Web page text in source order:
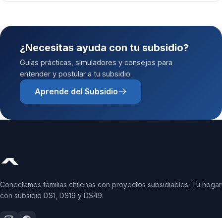
¿Necesitas ayuda con tu subsidio?
Guías prácticas, simuladores y consejos para
entender y postular a tu subsidio.
Aprende del Subsidio
Conectamos familias chilenas con proyectos subsidiables. Tu hogar
con subsidio DS1, DS19 y DS49.